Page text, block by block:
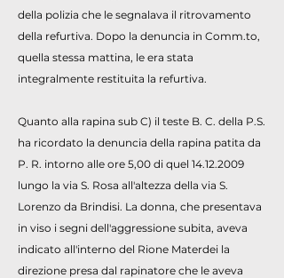
della polizia che le segnalava il ritrovamento
della refurtiva. Dopo la denuncia in Comm.to,
quella stessa mattina, le era stata
integralmente restituita la refurtiva.
Quanto alla rapina sub C) il teste B. C. della P.S.
ha ricordato la denuncia della rapina patita da
P. R. intorno alle ore 5,00 di quel 14.12.2009
lungo la via S. Rosa all'altezza della via S.
Lorenzo da Brindisi. La donna, che presentava
in viso i segni dell'aggressione subita, aveva
indicato all'interno del Rione Materdei la
direzione presa dal rapinatore che le aveva